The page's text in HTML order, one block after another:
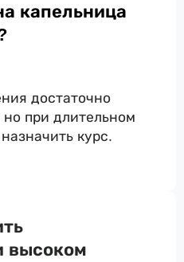
капельница
достаточно
при длительном
курс.
высоком